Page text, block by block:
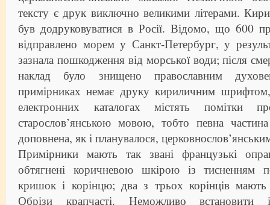
тексту є друк виключно великими літерами.
був додруковуватися в Росії. Відомо, що 600
відправлено морем у Санкт-Петербург, у
зазнала пошкодження від морської води; після
наклад було знищено православним
примірниках немає друку кириличним
електронних каталогах містять помітки
старослов’янською мовою, тобто певна
доповнена, як і планувалося,
Примірники мають так звані французькі
обтягнені коричневою шкірою із тисненням
кришок і корінцю; два з трьох корінців
Обрізи крапчасті. Неможливо встановити